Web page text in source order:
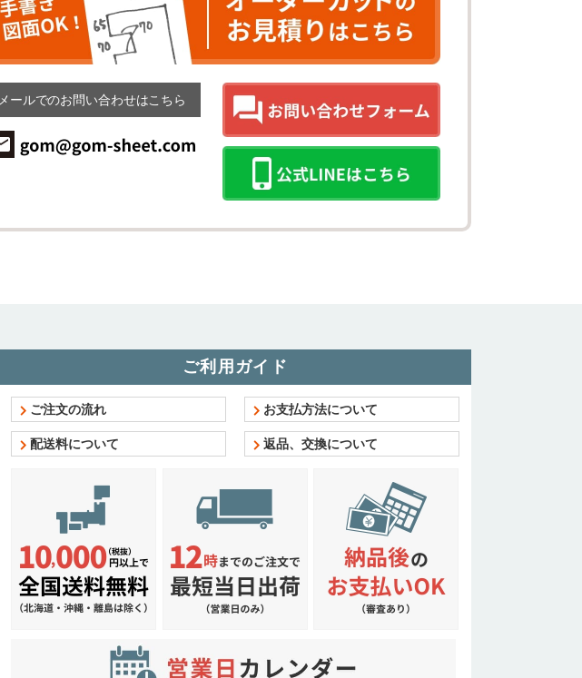
メールでのお問い合わせはこちら
ご利用ガイド
ご注文の流れ お支払方法について
配送料について 返品、交換について